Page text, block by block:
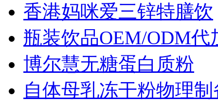
香港妈咪爱三锌特膳饮
瓶装饮品OEM/ODM代
博尔慧无糖蛋白质粉
自体母乳冻干粉物理